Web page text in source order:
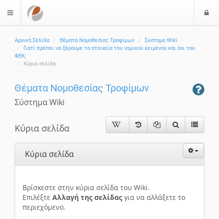
$langMenu
Αρχική Σελίδα Θέματα Νομοθεσίας Τροφίμων
Σύστημα Wiki
Γιατί πρέπει να ξέρουμε τα στοιχεία του νομικού κειμένου και όχι του
ΦΕΚ;
Κύρια σελίδα
Θέματα Νομοθεσίας Τροφίμων
Σύστημα Wiki
Κύρια σελίδα
Κύρια σελίδα
Βρίσκεστε στην κύρια σελίδα του Wiki.
Επιλέξτε Αλλαγή της σελίδας για να αλλάξετε το
περιεχόμενο.